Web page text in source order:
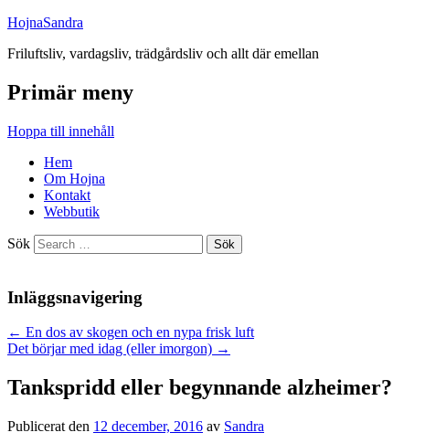
HojnaSandra
Friluftsliv, vardagsliv, trädgårdsliv och allt där emellan
Primär meny
Hoppa till innehåll
Hem
Om Hojna
Kontakt
Webbutik
Sök
Inläggsnavigering
← En dos av skogen och en nypa frisk luft
Det börjar med idag (eller imorgon) →
Tankspridd eller begynnande alzheimer?
Publicerat den 12 december, 2016 av Sandra